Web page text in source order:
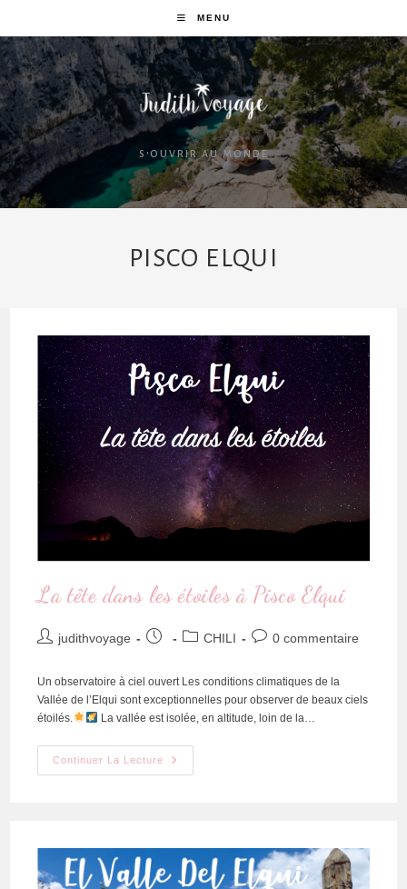
MENU
S'OUVRIR AU MONDE
PISCO ELQUI
La tête dans les étoiles à Pisco Elqui
judithvoyage CHILI 0 commentaire
Un observatoire à ciel ouvert Les conditions climatiques de la
Vallée de l’Elqui sont exceptionnelles pour observer de beaux ciels
étoilés.
La vallée est isolée, en altitude, loin de la…
Continuer La Lecture